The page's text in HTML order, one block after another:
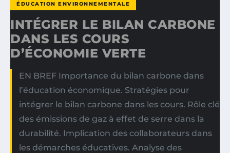
ÉDUCATION ENVIRONNEMENTALE
INTÉGRER LE BILAN CARBONE
DANS LES COURS
D’ÉCONOMIE VERTE
EN BREF Importance du bilan carbone dans
l’éducation économique. Stratégies pour
intégrer le bilan carbone dans les cours. Rôle clé
des émissions de gaz à effet de serre dans la
durabilité. Implication des collaborateurs dans
les démarches éducatives. Analyse des